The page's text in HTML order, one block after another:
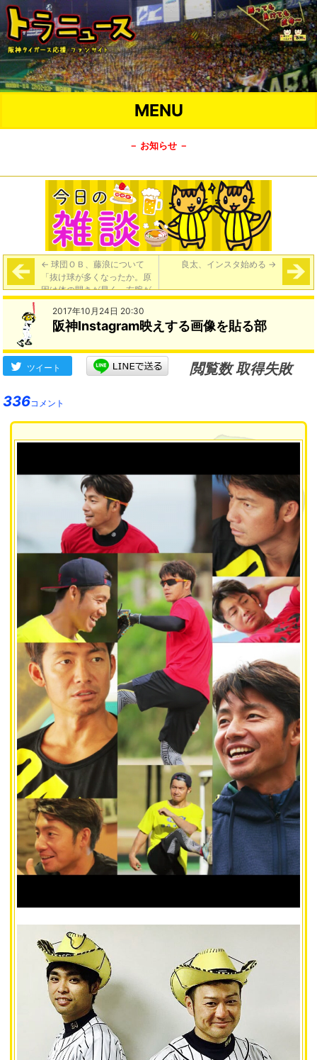
MENU
－ お知らせ －
← 球団ＯＢ、藤浪について
「抜け球が多くなったか。原
因は体の開きが早く、右腕が
遅れて出るところにある…本
人も分かっているが最大の課
題」
良太、インスタ始める →
2017年10月24日 20:30
阪神Instagram映えする画像を貼る部
ツイート
閲覧数 取得失敗
336コメント